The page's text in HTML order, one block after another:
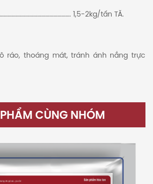
1,5-2kg/tấn TĂ.
ráo, thoáng mát, tránh ánh nắng trực
CÙNG NHÓM